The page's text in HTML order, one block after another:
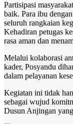
Partisipasi
baik. Para ibu
seluruh rangkaian
Kehadiran petugas
rasa aman dan
Melalui kolaborasi
kader, Posyandu
dalam pelayanan
Kegiatan ini tidak
sebagai wujud
Dusun Anjingan